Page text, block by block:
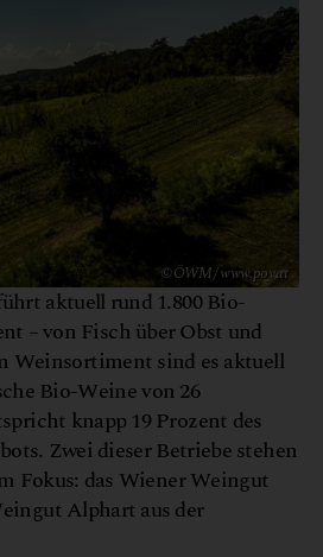
© ÖWM / www.pov.at
aktuell rund 1.800 Bio-
– von Fisch über Obst und
Weinsortiment sind es aktuell
Bio-Weine von 26
knapp 19 Prozent des
Zwei dieser Betriebe stehen
Fokus: das Wiener Weingut
Alphart aus der